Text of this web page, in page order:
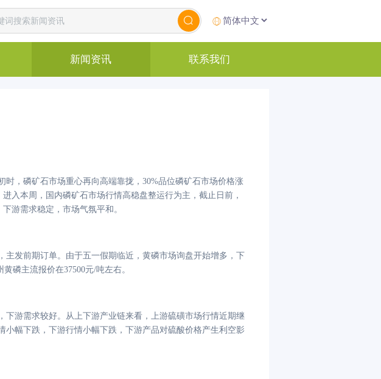
新闻资讯 联系我们
，磷矿石市场重心再向高端靠拢，30%品位磷矿石市场价格涨
入本周，国内磷矿石市场行情高稳盘整运行为主，截止日 前 ，
游需求稳定，市场气氛平和。
发前期订单。由于五一假期临近，黄磷市场询盘开始增多，下
磷主流报价在37500元/吨左右。
游需求较好。从上下游产业链来看，上游硫磺市场行情近期继
幅下跌，下游行情小幅下跌，下游产品对硫酸价格产生利空影